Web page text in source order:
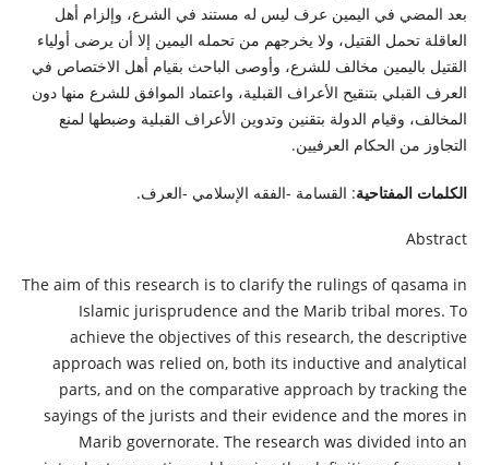
بعد المضي في اليمين عرف ليس له مستند في الشرع، وإلزام أهل
العاقلة تحمل القتيل، ولا يخرجهم من تحمله اليمين إلا أن يرضى أولياء
القتيل باليمين مخالف للشرع، وأوصى الباحث بقيام أهل الاختصاص في
العرف القبلي بتنقيح الأعراف القبلية، واعتماد الموافق للشرع منها دون
المخالف، وقيام الدولة بتقنين وتدوين الأعراف القبلية وضبطها لمنع
التجاوز من الحكام العرفيين.
الكلمات المفتاحية: القسامة -الفقه الإسلامي -العرف.
Abstract
The aim of this research is to clarify the rulings of qasama in
Islamic jurisprudence and the Marib tribal mores. To
achieve the objectives of this research, the descriptive
approach was relied on, both its inductive and analytical
parts, and on the comparative approach by tracking the
sayings of the jurists and their evidence and the mores in
Marib governorate. The research was divided into an